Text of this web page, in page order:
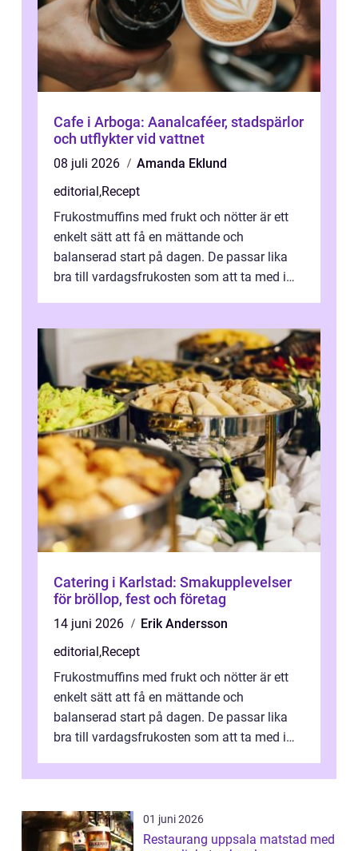
Cafe i Arboga: Aanalcaféer, stadspärlor
och utflykter vid vattnet
08 juli 2026
Amanda Eklund
editorial ,Recept
Frukostmuffins med frukt och nötter är ett
enkelt sätt att få en mättande och
balanserad start på dagen. De passar lika
bra till vardagsfrukosten som att ta med i
Catering i Karlstad: Smakupplevelser
för bröllop, fest och företag
14 juni 2026
Erik Andersson
editorial ,Recept
Frukostmuffins med frukt och nötter är ett
enkelt sätt att få en mättande och
balanserad start på dagen. De passar lika
bra till vardagsfrukosten som att ta med i
01 juni 2026
Restaurang uppsala matstad med